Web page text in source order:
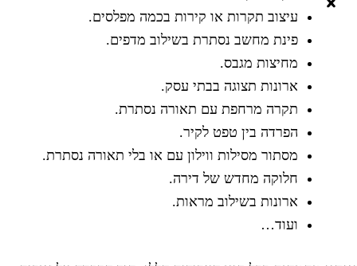
עיצוב תקרות או קירות בכמה מפלסים.
פינת מחשב נסתרת בשילוב מדפים.
מחיצות מגבס.
ארונות תצוגה בבתי עסק.
תקרה מרחפת עם תאורה נסתרת.
הפרדה בין טפט לקיר.
מסתור מסילות ווילון עם או בלי תאורה נסתרת.
חלוקה מחדש של דירה.
ארונות בשילוב מראות.
ועוד…